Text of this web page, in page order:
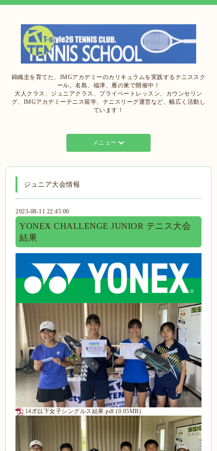
錦織圭を育てた、IMGアカデミーのカリキュラムを実践するテニススク
ール。名島、福津、雁の巣で開催中！
大人クラス、ジュニアクラス、プライベートレッスン、カウンセリン
グ、IMGアカデミーテニス留学、テニスリーグ運営など、幅広く活動し
ています！
メニュー
ジュニア大会情報
2023-08-11 22:45:00
YONEX CHALLENGE JUNIOR テニス大会
結果
14才以下女子シングルス結果.pdf (0.05MB)